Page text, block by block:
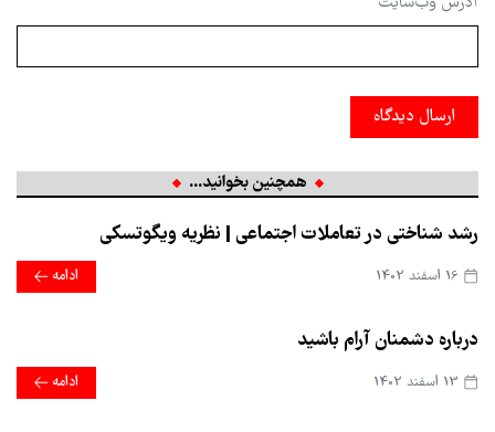
ارسال دیدگاه
همچنین بخوانید...
رشد شناختی در تعاملات اجتماعی | نظریه ویگوتسکی
ادامه
درباره دشمنان آرام باشید
ادامه